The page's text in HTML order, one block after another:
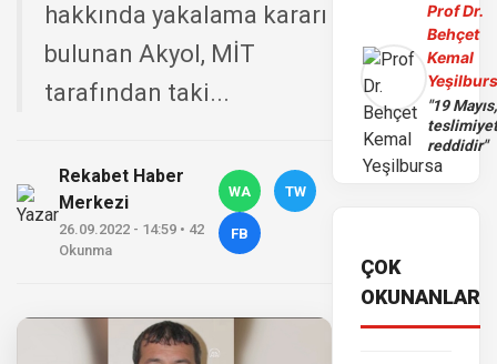
hakkında yakalama kararı
bulunan Akyol, MİT
tarafından taki...
Rekabet Haber
Merkezi
26.09.2022 - 14:59 • 42
Okunma
WA TW
FB
Prof Dr.
Behçet
Kemal
"19 Mayıs,
reddidir"
ÇOK
OKUNANLAR